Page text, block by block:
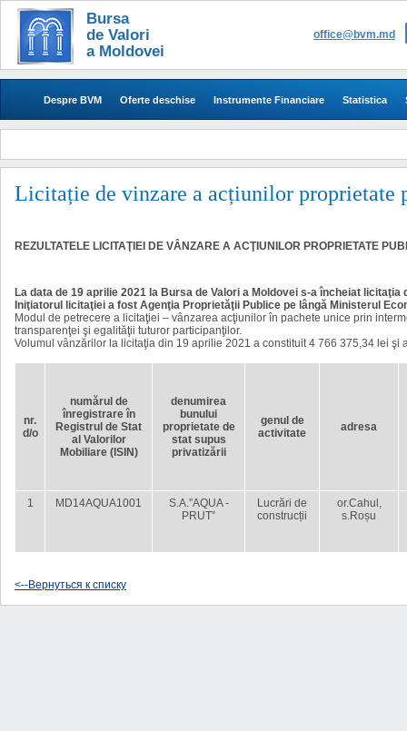
Bursa
de Valori
a Moldovei
office@bvm.md
Despre BVM Oferte deschise Instrumente Financiare Statistica
Licitație de vinzare a acțiunilor proprietate
REZULTATELE LICITAŢIEI DE VÂNZARE A ACŢIUNILOR PROPRIETATE
La data de 19 aprilie 2021 la Bursa de Valori a Moldovei s-a încheiat licitaţia
Iniţiatorul licitaţiei a fost Agenţia Proprietăţii Publice pe lângă Ministerul
Modul de petrecere a licitaţiei – vânzarea acţiunilor în pachete unice prin
transparenţei şi egalităţii tuturor participanţilor.
Volumul vânzărilor la licitaţia din 19 aprilie 2021 a constituit 4 766 375,34 lei
nr.
d/o
numărul de
înregistrare în
Registrul de Stat
al Valorilor
Mobiliare (ISIN)
denumirea
bunului
proprietate de
stat supus
privatizării
genul de
activitate
adresa
1 MD14AQUA1001
S.A.”AQUA -
PRUT”
Lucrări de
construcții
or.Cahul,
s.Roșu
<--Вернуться к списку